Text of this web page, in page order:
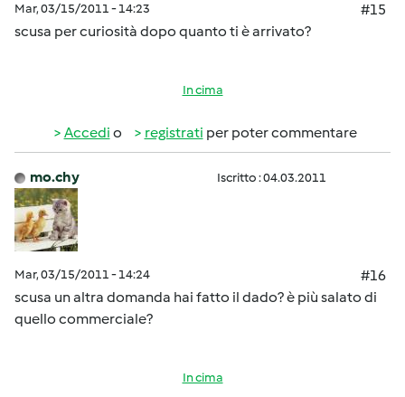
Mar, 03/15/2011 - 14:23
#15
scusa per curiosità dopo quanto ti è arrivato?
In cima
Accedi o registrati per poter commentare
mo.chy Iscritto : 04.03.2011
Mar, 03/15/2011 - 14:24
#16
scusa un altra domanda hai fatto il dado? è più salato di
quello commerciale?
In cima